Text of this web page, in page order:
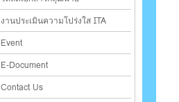
งานประเมินความโปร่งใส ITA
Event
E-Document
Contact Us